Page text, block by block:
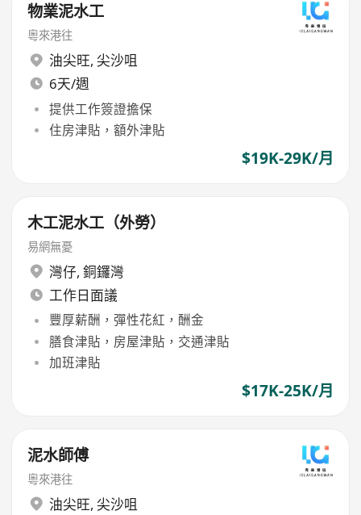
物業泥水工
粵來港往
油尖旺, 尖沙咀
6天/週
提供工作簽證擔保
住房津貼，額外津貼
$19K-29K/月
木工泥水工（外勞）
易網無憂
灣仔, 銅鑼灣
工作日面議
豐厚薪酬，彈性花紅，酬金
膳食津貼，房屋津貼，交通津貼
加班津貼
$17K-25K/月
泥水師傅
粵來港往
油尖旺, 尖沙咀